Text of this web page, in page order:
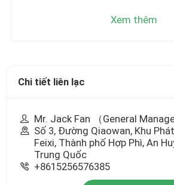
Xem thêm
Chi tiết liên lạc
Mr. Jack Fan （General
Số 3, Đường Qiaowan, Khu
Feixi, Thành phố Hợp Phì, An
Trung Quốc
+8615256576385